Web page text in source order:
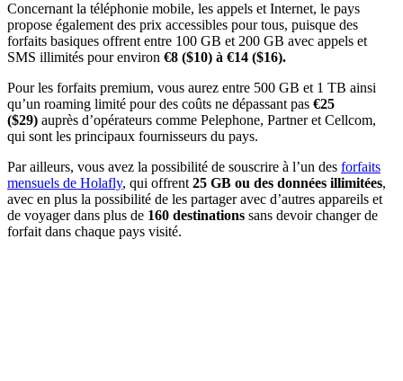
Concernant la téléphonie mobile, les appels et Internet, le pays
propose également des prix accessibles pour tous, puisque des
forfaits basiques offrent entre 100 GB et 200 GB avec appels et
SMS illimités pour environ €8 ($10) à €14 ($16).
Pour les forfaits premium, vous aurez entre 500 GB et 1 TB ainsi
qu’un roaming limité pour des coûts ne dépassant pas €25
($29) auprès d’opérateurs comme Pelephone, Partner et Cellcom,
qui sont les principaux fournisseurs du pays.
Par ailleurs, vous avez la possibilité de souscrire à l’un des forfaits
mensuels de Holafly, qui offrent 25 GB ou des données illimitées,
avec en plus la possibilité de les partager avec d’autres appareils et
de voyager dans plus de 160 destinations sans devoir changer de
forfait dans chaque pays visité.